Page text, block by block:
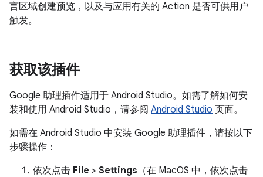
言区域创建预览，以及与应用有关的 Action 是否可供用户
触发。
获取该插件
Google 助理插件适用于 Android Studio。如需了解如何安
装和使用 Android Studio，请参阅 Android Studio 页面。
如需在 Android Studio 中安装 Google 助理插件，请按以下
步骤操作：
依次点击 File > Settings （在 MacOS 中，依次点击